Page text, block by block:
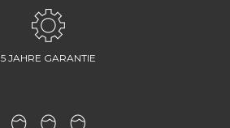
5 JAHRE GARANTIE